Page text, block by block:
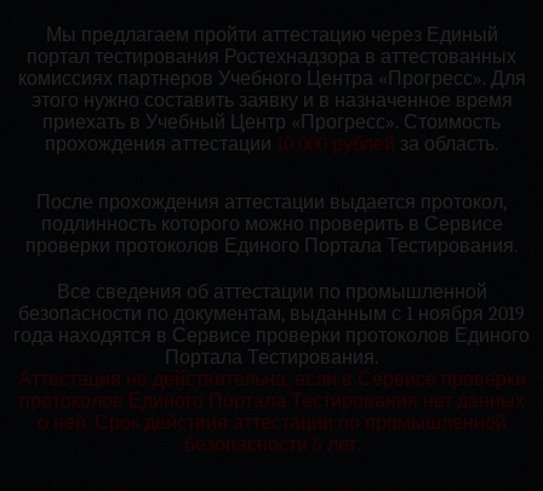
Мы предлагаем пройти аттестацию через Единый
портал тестирования Ростехнадзора в аттестованных
комиссиях партнеров Учебного Центра «Прогресс». Для
этого нужно составить заявку и в назначенное время
приехать в Учебный Центр «Прогресс». Стоимость
прохождения аттестации 10 000 рублей за область.
После прохождения аттестации выдается протокол,
подлинность которого можно проверить в Сервисе
проверки протоколов Единого Портала Тестирования.
Все сведения об аттестации по промышленной
безопасности по документам, выданным с 1 ноября 2019
года находятся в Сервисе проверки протоколов Единого
Портала Тестирования.
Аттестация не действительна, если в Сервисе проверки
протоколов Единого Портала Тестирования нет данных
о ней. Срок действия аттестации по промышленной
безопасности 5 лет.